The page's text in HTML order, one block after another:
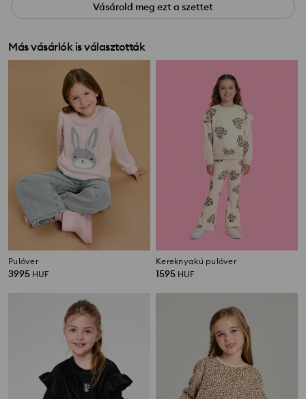
Vásárold meg ezt a szettet
Más vásárlók is választották
Pulóver
3995 HUF
Kereknyakú pulóver
1595 HUF